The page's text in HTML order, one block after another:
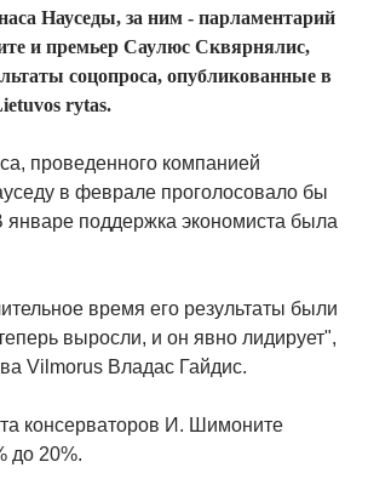
Науседы, за ним - парламентарий
и премьер Саулюс Сквярнялис,
соцопроса, опубликованные в
rytas.
проведенного компанией
в феврале проголосовало бы
январе поддержка экономиста была
время его результаты были
выросли, и он явно лидирует",
Vilmorus Владас Гайдис.
консерваторов И. Шимоните
до 20%.